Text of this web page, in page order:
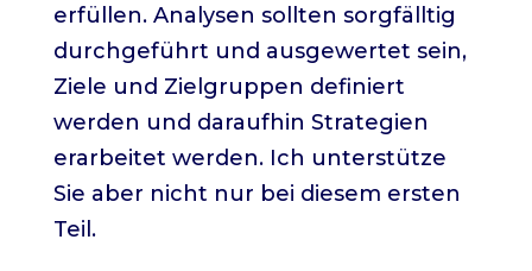
erfüllen. Analysen sollten sorgfälltig
durchgeführt und ausgewertet sein,
Ziele und Zielgruppen definiert
werden und daraufhin Strategien
erarbeitet werden. Ich unterstütze
Sie aber nicht nur bei diesem ersten
Teil.